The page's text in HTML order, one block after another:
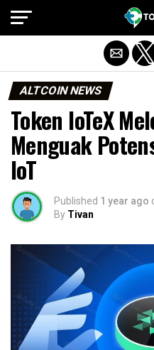
ALTCOIN NEWS
Token IoTeX
Menguak
IoT
Published 1 year ago
By Tivan
Exit